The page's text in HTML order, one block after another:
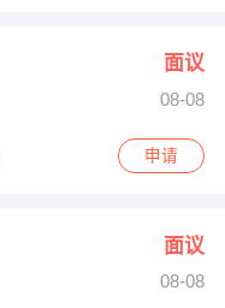
面议
08-08
申请
面议
08-08